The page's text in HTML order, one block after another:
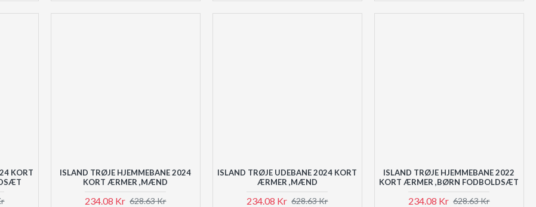
KORT
ISLAND TRØJE HJEMMEBANE 2024
KORT ÆRMER ,MÆND
234.08 Kr 628.63 Kr
ISLAND TRØJE UDEBANE 2024 KORT
ÆRMER ,MÆND
234.08 Kr 628.63 Kr
ISLAND TRØJE HJEMMEBANE 2022
KORT ÆRMER ,BØRN FODBOLDSÆT
234.08 Kr 628.63 Kr